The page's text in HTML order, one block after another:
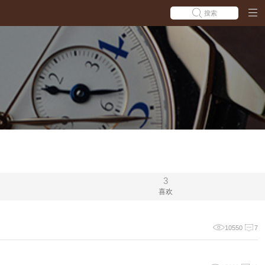
搜索
3
喜欢
10550 7